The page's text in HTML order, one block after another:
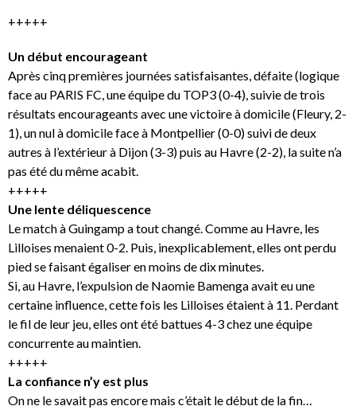
+++++
Un début encourageant
Après cinq premières journées satisfaisantes, défaite (logique
face au PARIS FC, une équipe du TOP3 (0-4), suivie de trois
résultats encourageants avec une victoire à domicile (Fleury, 2-
1), un nul à domicile face à Montpellier (0-0) suivi de deux
autres à l’extérieur à Dijon (3-3) puis au Havre (2-2), la suite n’a
pas été du même acabit.
+++++
Une lente déliquescence
Le match à Guingamp a tout changé. Comme au Havre, les
Lilloises menaient 0-2. Puis, inexplicablement, elles ont perdu
pied se faisant égaliser en moins de dix minutes.
Si, au Havre, l’expulsion de Naomie Bamenga avait eu une
certaine influence, cette fois les Lilloises étaient à 11. Perdant
le fil de leur jeu, elles ont été battues 4-3 chez une équipe
concurrente au maintien.
+++++
La confiance n’y est plus
On ne le savait pas encore mais c’était le début de la fin…